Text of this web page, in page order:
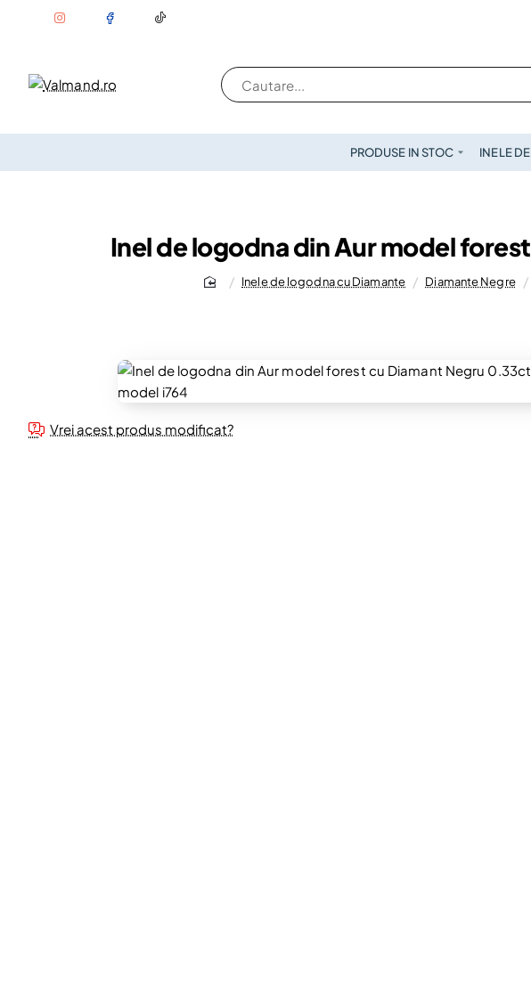
Cautare...
PRODUSE IN STOC INELE
Inel de logodna din Aur model
Inele de logodna cu Diamante Diamante Negre
Vrei acest produs modificat?